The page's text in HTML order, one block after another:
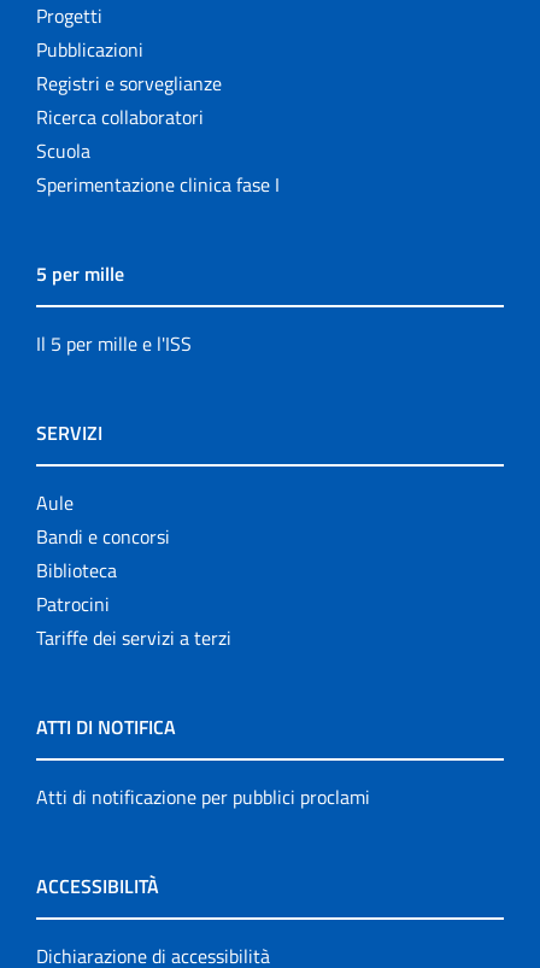
Progetti
Pubblicazioni
Registri e sorveglianze
Ricerca collaboratori
Scuola
Sperimentazione clinica fase I
5 per mille
Il 5 per mille e l'ISS
SERVIZI
Aule
Bandi e concorsi
Biblioteca
Patrocini
Tariffe dei servizi a terzi
ATTI DI NOTIFICA
Atti di notificazione per pubblici proclami
ACCESSIBILITÀ
Dichiarazione di accessibilità